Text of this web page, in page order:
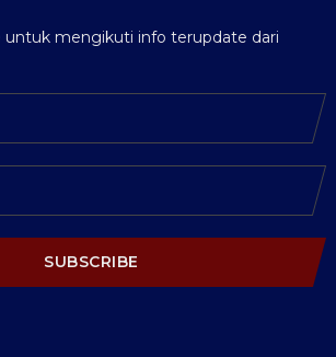
untuk mengikuti info terupdate dari
SUBSCRIBE